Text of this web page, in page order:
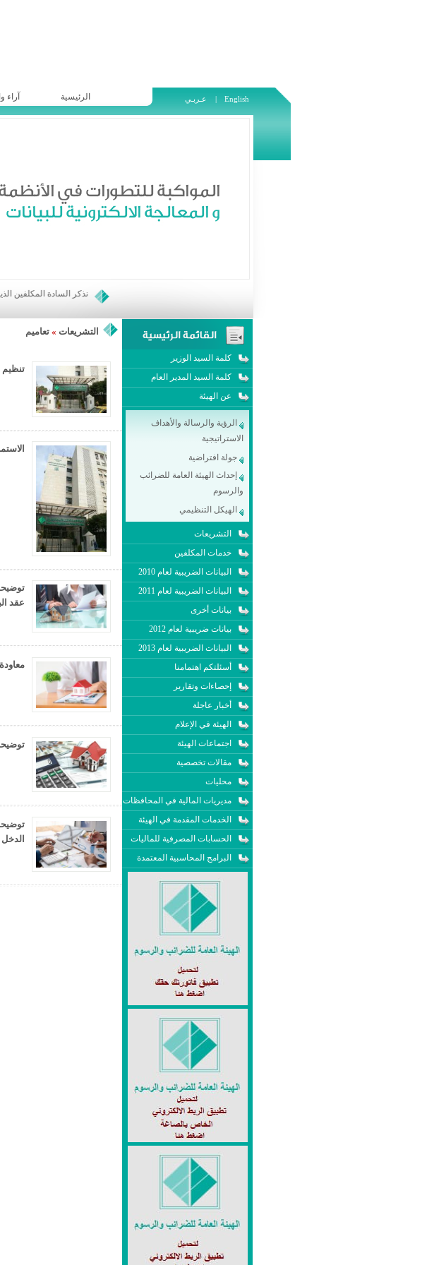
الرئيسية آراء عـربـي | English
نذكر السادة المكلفين الذين لم تمكنهم ظروفهم من تأدية ماهو مترتب عليهم من ضرائب ورسوم مالية مباشرةيرجى من السادة المواطنين الذين لديهم أي شكوى أو استفسار مراسلة الهيئة العامة للضرائب والرسوم عبر موقعها الالكتروني أو صفحة الفيس الخاصة بها
التشريعات »تعاميم
تنظيم
عقد
الدخل
كلمة السيد الوزير
كلمة السيد المدير العام
عن الهيئة
الرؤية والرسالة والأهداف
الاستراتيجية
جولة افتراضية
إحداث الهيئة العامة للضرائب
والرسوم
الهيكل التنظيمي
التشريعات
خدمات المكلفين
البيانات الضريبية لعام 2010
البيانات الضريبية لعام 2011
بيانات أخرى
بيانات ضريبية لعام 2012
البيانات الضريبية لعام 2013
أسئلتكم اهتمامنا
إحصاءات وتقارير
أخبار عاجلة
الهيئة في الإعلام
اجتماعات الهيئة
مقالات تخصصية
محليات
مديريات المالية في المحافظات
الخدمات المقدمة في الهيئة
الحسابات المصرفية للماليات
البرامج المحاسبية المعتمدة